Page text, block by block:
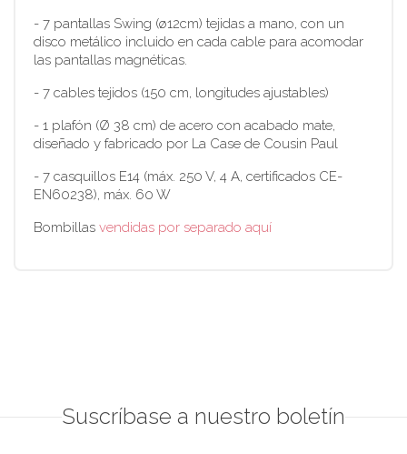
- 7 pantallas Swing (ø12cm) tejidas a mano, con un
disco metálico incluido en cada cable para acomodar
las pantallas magnéticas.
- 7 cables tejidos (150 cm, longitudes ajustables)
- 1 plafón (Ø 38 cm) de acero con acabado mate,
diseñado y fabricado por La Case de Cousin Paul
- 7 casquillos E14 (máx. 250 V, 4 A, certificados CE-
EN60238), máx. 60 W
Bombillas vendidas por separado aquí
Suscríbase a nuestro boletín